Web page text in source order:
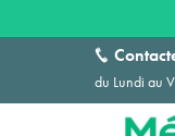
du Lundi au